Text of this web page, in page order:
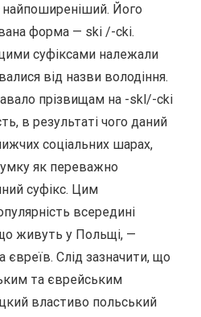
Його
форма — ski /-cki.
суфіксами належали
від назви володіння.
прізвищам на -skl/-cki
в результаті чого даний
соціальних шарах,
як переважно
суфікс. Цим
всередині
живуть у Польщі, —
євреїв. Слід зазначити, що
та єврейським
властиво польський